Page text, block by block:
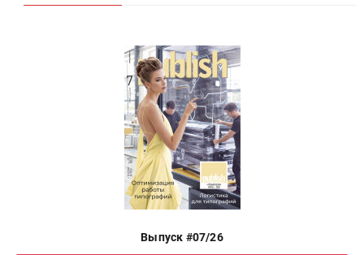
Выпуск #07/26